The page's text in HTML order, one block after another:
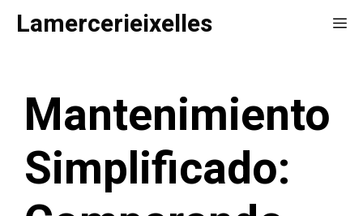
SaltarLamercerieixelles
Mantenimiento
Simplificado: